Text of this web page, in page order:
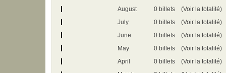
August
0 billets
(Voir la totalité)
July
0 billets
(Voir la totalité)
June
0 billets
(Voir la totalité)
May
0 billets
(Voir la totalité)
April
0 billets
(Voir la totalité)